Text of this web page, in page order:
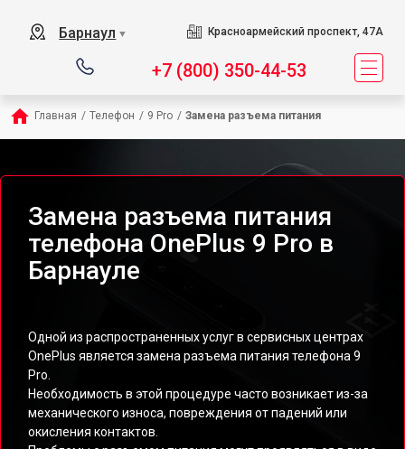
Барнаул ▼ Красноармейский проспект, 47А
+7 (800) 350-44-53
Главная / Телефон / 9 Pro / Замена разъема питания
Замена разъема питания
телефона OnePlus 9 Pro в
Барнауле
Одной из распространенных услуг в сервисных центрах
OnePlus является замена разъема питания телефона 9
Pro.
Необходимость в этой процедуре часто возникает из-за
механического износа, повреждения от падений или
окисления контактов.